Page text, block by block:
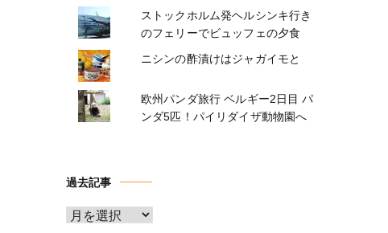
ストックホルム発ヘルシンキ行き
のフェリーでビュッフェの夕食
ニシンの酢漬けはジャガイモと
欧州パンダ旅行 ベルギー2日目 パ
ンダ5匹！パイリダイザ動物園へ
過去記事
ア